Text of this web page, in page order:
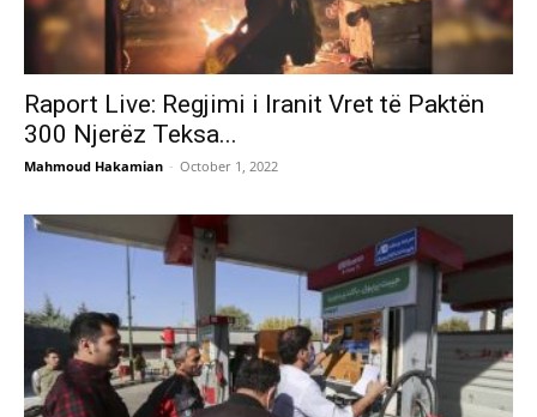
Raport Live: Regjimi i Iranit Vret të Paktën
300 Njerëz Teksa...
Mahmoud Hakamian - October 1, 2022